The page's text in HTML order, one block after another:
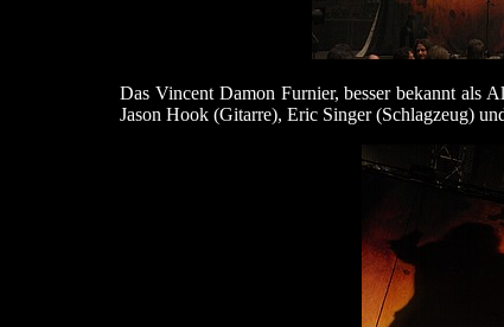
Das Vincent Damon Furnier, besser bekannt als
Jason Hook (Gitarre), Eric Singer (Schlagzeug)